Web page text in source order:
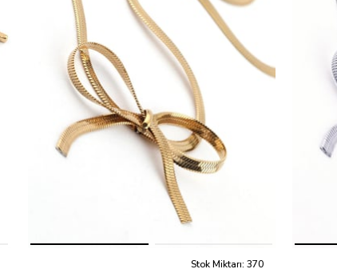
Stok Miktarı: 370